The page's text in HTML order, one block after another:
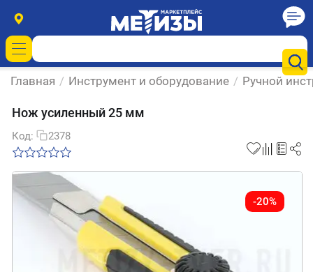
Главная / Инструмент и оборудование / Ручной
Нож усиленный 25 мм
Код: 2378
-20%